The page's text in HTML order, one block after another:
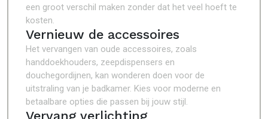
een groot verschil maken zonder dat het veel hoeft te
kosten.
Vernieuw de accessoires
Het vervangen van oude accessoires, zoals
handdoekhouders, zeepdispensers en
douchegordijnen, kan wonderen doen voor de
uitstraling van je badkamer. Kies voor moderne en
betaalbare opties die passen bij jouw stijl.
Vervang verlichting